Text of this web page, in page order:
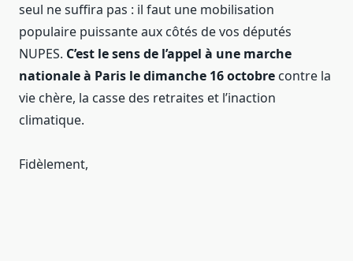
seul ne suffira pas : il faut une mobilisation
populaire puissante aux côtés de vos députés
NUPES. C’est le sens de l’appel à une marche
nationale à Paris le dimanche 16 octobre contre la
vie chère, la casse des retraites et l’inaction
climatique.
Fidèlement,